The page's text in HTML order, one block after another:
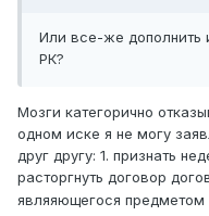
Или все-же дополнить
РК?
Мозги категорично
одном иске я не могу
друг другу: 1. признать
расторгнуть договор
являяющегося предметом